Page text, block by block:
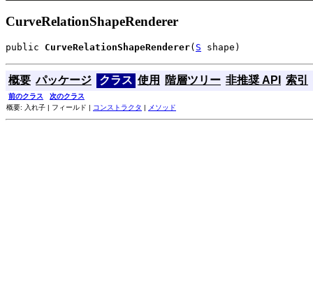
CurveRelationShapeRenderer
public CurveRelationShapeRenderer( S shape)
概要 パッケージ クラス 使用 階層ツリー 非推奨 API 索引
前のクラス
次のクラス
概要: 入れ子 | フィールド | コンストラクタ | メソッド